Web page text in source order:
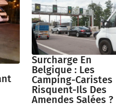
Surcharge En
Belgique : Les
Camping-Caristes
Risquent-Ils Des
Amendes Salées ?